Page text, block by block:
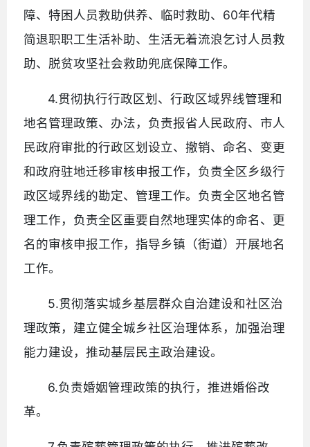
障、特困人员救助供养、临时救助、60年代精
简退职职工生活补助、生活无着流浪乞讨人员救
助、脱贫攻坚社会救助兜底保障工作。
4.贯彻执行行政区划、行政区域界线管理和
地名管理政策、办法，负责报省人民政府、市人
民政府审批的行政区划设立、撤销、命名、变更
和政府驻地迁移审核申报工作，负责全区乡级行
政区域界线的勘定、管理工作。负责全区地名管
理工作，负责全区重要自然地理实体的命名、更
名的审核申报工作，指导乡镇（街道）开展地名
工作。
5.贯彻落实城乡基层群众自治建设和社区治
理政策，建立健全城乡社区治理体系，加强治理
能力建设，推动基层民主政治建设。
6.负责婚姻管理政策的执行，推进婚俗改
革。